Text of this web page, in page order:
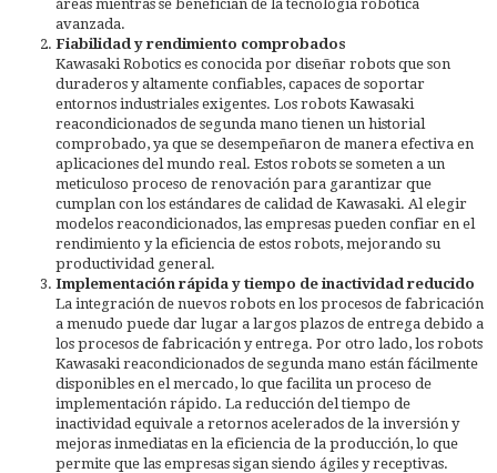
áreas mientras se benefician de la tecnología robótica
avanzada.
Fiabilidad y rendimiento comprobados
Kawasaki Robotics es conocida por diseñar robots que son
duraderos y altamente confiables, capaces de soportar
entornos industriales exigentes. Los robots Kawasaki
reacondicionados de segunda mano tienen un historial
comprobado, ya que se desempeñaron de manera efectiva en
aplicaciones del mundo real. Estos robots se someten a un
meticuloso proceso de renovación para garantizar que
cumplan con los estándares de calidad de Kawasaki. Al elegir
modelos reacondicionados, las empresas pueden confiar en el
rendimiento y la eficiencia de estos robots, mejorando su
productividad general.
Implementación rápida y tiempo de inactividad reducido
La integración de nuevos robots en los procesos de fabricación
a menudo puede dar lugar a largos plazos de entrega debido a
los procesos de fabricación y entrega. Por otro lado, los robots
Kawasaki reacondicionados de segunda mano están fácilmente
disponibles en el mercado, lo que facilita un proceso de
implementación rápido. La reducción del tiempo de
inactividad equivale a retornos acelerados de la inversión y
mejoras inmediatas en la eficiencia de la producción, lo que
permite que las empresas sigan siendo ágiles y receptivas.